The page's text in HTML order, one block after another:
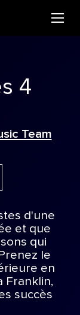
4
Team
d'une
et que
qui
le
en
Franklin,
succès